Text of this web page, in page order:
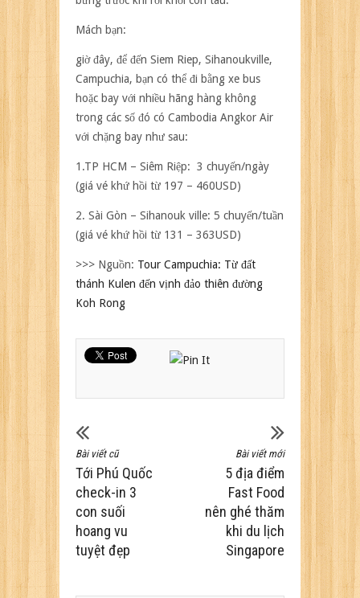
Mách bạn:
giờ đây, để đến Siem Riep, Sihanoukville,
Campuchia, bạn có thể đi bằng xe bus
hoặc bay với nhiều hãng hàng không
trong các số đó có Cambodia Angkor Air
với chặng bay như sau:
1.TP HCM – Siêm Riệp: 3 chuyến/ngày
(giá vé khứ hồi từ 197 – 460USD)
2. Sài Gòn – Sihanouk ville: 5 chuyến/tuần
(giá vé khứ hồi từ 131 – 363USD)
>>> Nguồn: Tour Campuchia: Từ đất
thánh Kulen đến vịnh đảo thiên đường
Koh Rong
Bài viết cũ
Tới Phú Quốc
check-in 3
con suối
hoang vu
tuyệt đẹp
Bài viết mới
5 địa điểm
Fast Food
nên ghé thăm
khi du lịch
Singapore